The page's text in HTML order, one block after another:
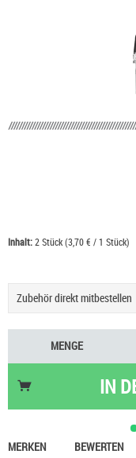
Inhalt:2 Stück (3,70 € / 1 Stück)
Zubehör direkt mitbestellen
Geekvape Digi Max
Geekvape J Series
MENGE
IN
MERKEN
BEWERTEN